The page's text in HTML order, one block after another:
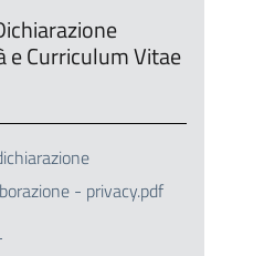
Curriculum Vitae
- privacy.pdf